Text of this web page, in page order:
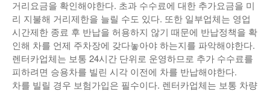
거리요금을 확인해야한다. 초과 수수료에 대한 추가요금을 미
리 지불해 거리제한을 늘릴 수도 있다. 또한 일부업체는 영업
시간제한 종료 후 반납을 허용하지 않기 때문에 반납정책을 확
인해 차를 언제 주차장에 갖다놓아야 하는지를 파악해야한다.
렌터카업체는 보통 24시간 단위로 운영하므로 추가 수수료를
피하려면 승용차를 빌린 시각 이전에 차를 반납해야한다.
차를 빌릴 경우 보험가입은 필수이다. 렌터카업체는 보통 차량